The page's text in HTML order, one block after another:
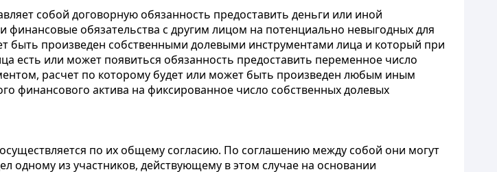
собой договорную обязанность предоставить деньги или иной
обязательства с другим лицом на потенциально невыгодных для
быть произведен собственными долевыми инструментами лица и который при
есть или может появиться обязанность предоставить переменное число
расчет по которому будет или может быть произведен любым иным
финансового актива на фиксированное число собственных долевых
по их общему согласию. По соглашению между собой они могут
одному из участников, действующему в этом случае на основании